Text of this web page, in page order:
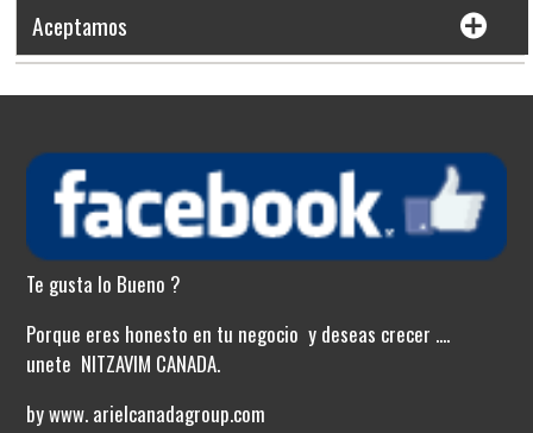
Aceptamos
Te gusta lo Bueno ?
Porque eres honesto en tu negocio y deseas crecer ....
unete NITZAVIM CANADA.
by www. arielcanadagroup.com